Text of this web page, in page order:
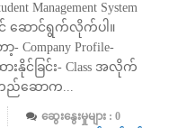
Management System
ဆောင်ရွက်လိုက်ပါ။
Profile-
ထားနိုင်ခြင်း- Class အလိုက်
း တည်ဆောက...
ဆွေးနွေးမှုများ : 0